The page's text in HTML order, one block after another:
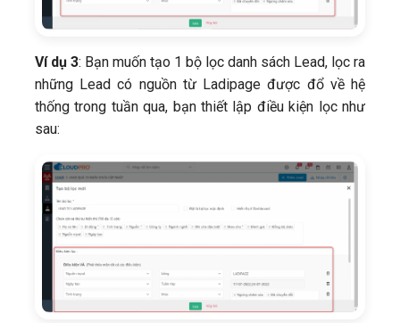
Ví dụ 3: Bạn muốn tạo 1 bộ lọc danh sách Lead, lọc ra
những Lead có nguồn từ Ladipage được đổ về hệ
thống trong tuần qua, bạn thiết lập điều kiện lọc như
sau: